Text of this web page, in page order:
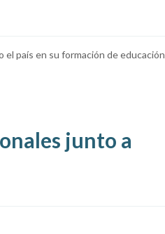
país en su formación de educación
junto a